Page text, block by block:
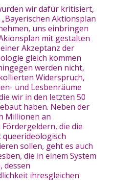
wir dafür kritisiert,
Aktionsplan
uns einbringen
mit gestalten
Akzeptanz der
gleich kommen
werden nicht,
Widerspruch,
und Lesbenräume
wir in den letzten 50
haben. Neben der
Millionen an
die die
queerideologisch
sollen, geht es auch
die in einem System
dessen
ihresgleichen